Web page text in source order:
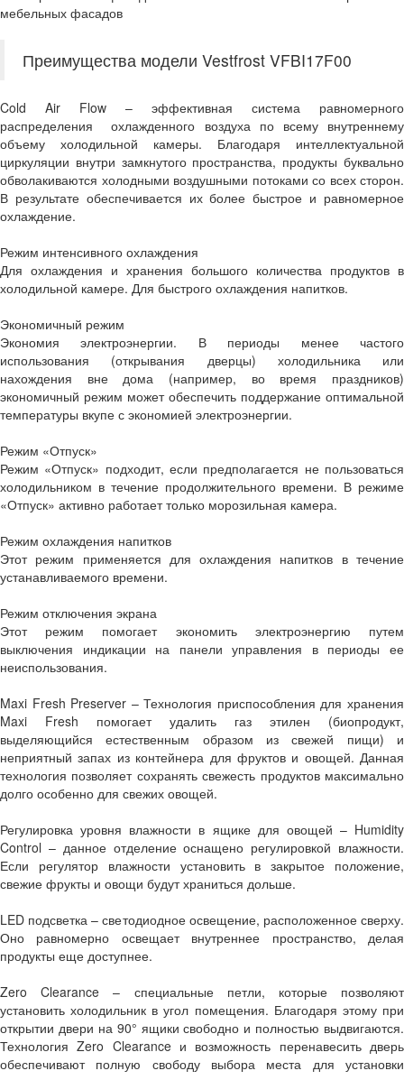
мебельных фасадов
Преимущества модели Vestfrost VFBI17F00
Cold Air Flow – эффективная система равномерного
распределения охлажденного воздуха по всему внутреннему
объему холодильной камеры. Благодаря интеллектуальной
циркуляции внутри замкнутого пространства, продукты буквально
обволакиваются холодными воздушными потоками со всех сторон.
В результате обеспечивается их более быстрое и равномерное
охлаждение.
Режим интенсивного охлаждения
Для охлаждения и хранения большого количества продуктов в
холодильной камере. Для быстрого охлаждения напитков.
Экономичный режим
Экономия электроэнергии. В периоды менее частого
использования (открывания дверцы) холодильника или
нахождения вне дома (например, во время праздников)
экономичный режим может обеспечить поддержание оптимальной
температуры вкупе с экономией электроэнергии.
Режим «Отпуск»
Режим «Отпуск» подходит, если предполагается не пользоваться
холодильником в течение продолжительного времени. В режиме
«Отпуск» активно работает только морозильная камера.
Режим охлаждения напитков
Этот режим применяется для охлаждения напитков в течение
устанавливаемого времени.
Режим отключения экрана
Этот режим помогает экономить электроэнергию путем
выключения индикации на панели управления в периоды ее
неиспользования.
Maxi Fresh Preserver – Технология приспособления для хранения
Maxi Fresh помогает удалить газ этилен (биопродукт,
выделяющийся естественным образом из свежей пищи) и
неприятный запах из контейнера для фруктов и овощей. Данная
технология позволяет сохранять свежесть продуктов максимально
долго особенно для свежих овощей.
Регулировка уровня влажности в ящике для овощей – Humidity
Control – данное отделение оснащено регулировкой влажности.
Если регулятор влажности установить в закрытое положение,
свежие фрукты и овощи будут храниться дольше.
LED подсветка – светодиодное освещение, расположенное сверху.
Оно равномерно освещает внутреннее пространство, делая
продукты еще доступнее.
Zero Clearance – специальные петли, которые позволяют
установить холодильник в угол помещения. Благодаря этому при
открытии двери на 90° ящики свободно и полностью выдвигаются.
Технология Zero Clearance и возможность перенавесить дверь
обеспечивают полную свободу выбора места для установки